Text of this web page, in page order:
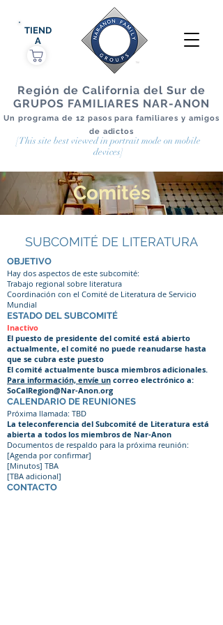
Región de California del Sur de
GRUPOS FAMILIARES NAR-ANON
Un programa de 12 pasos para familiares y amigos
de adictos
TIEND
A
[This site best viewed in portrait mode on mobile
devices]
Comités
SUBCOMITÉ DE LITERATURA
OBJETIVO
Hay dos aspectos de este subcomité:
Trabajo regional sobre literatura
Coordinación con el Comité de Literatura de Servicio
Mundial
ESTADO DEL SUBCOMITÉ
Inactivo
El puesto de presidente del comité está abierto
actualmente, el comité no puede reanudarse hasta
que se cubra este puesto
El comité actualmente busca miembros adicionales.
Para información, envíe un correo electrónico a:
SoCalRegion@Nar-Anon.org
CALENDARIO DE REUNIONES
Próxima llamada: TBD
La teleconferencia del Subcomité de Literatura está
abierta a todos los miembros de Nar-Anon
Documentos de respaldo para la próxima reunión:
[Agenda por confirmar]
[Minutos] TBA
[TBA adicional]
CONTACTO